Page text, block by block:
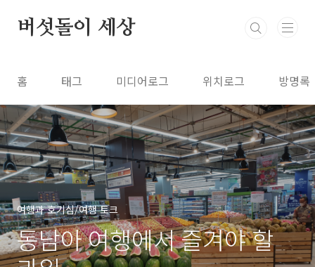
버섯돌이 세상
홈 태그 미디어로그 위치로그 방명록
여행과 호기심/여행 토크
동남아 여행에서 즐겨야 할